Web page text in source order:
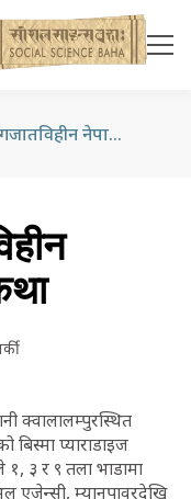
मलेसियामा कागजातविहीन नेपालीको कारुणिक कथा
क्वालालम्पुरस्थित
बिस्मा प्याराडाइज
३ र ९ तला भाडामा
एजेन्सी, म्यानपावरदेखि